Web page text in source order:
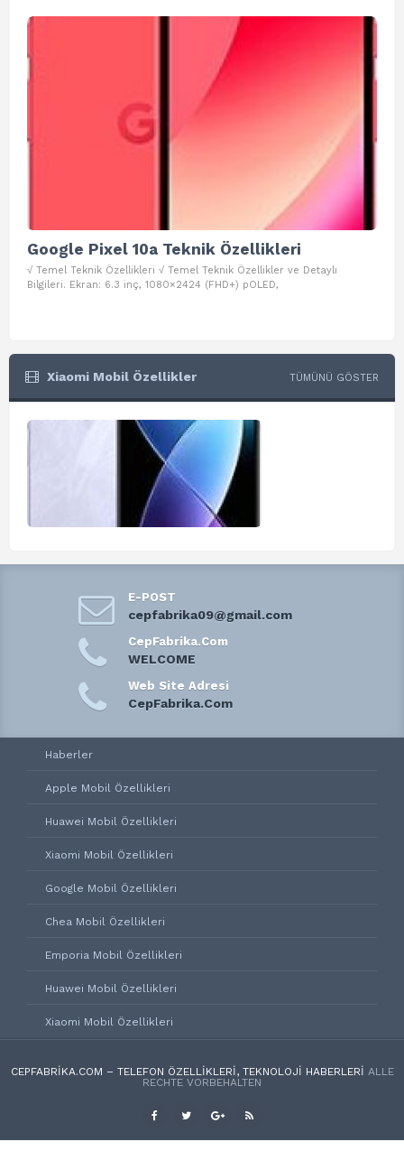
Google Pixel 10a Teknik Özellikleri
√ Temel Teknik Özellikleri √ Temel Teknik Özellikler ve Detaylı
Bilgileri. Ekran: 6.3 inç, 1080×2424 (FHD+) pOLED,
Xiaomi Mobil Özellikler TÜMÜNÜ GÖSTER
E-POST
cepfabrika09@gmail.com
CepFabrika.Com
WELCOME
Web Site Adresi
CepFabrika.Com
Haberler
Apple Mobil Özellikleri
Huawei Mobil Özellikleri
Xiaomi Mobil Özellikleri
Google Mobil Özellikleri
Chea Mobil Özellikleri
Emporia Mobil Özellikleri
Huawei Mobil Özellikleri
Xiaomi Mobil Özellikleri
CEPFABRIKA.COM – TELEFON ÖZELLIKLERI, TEKNOLOJI HABERLERI ALLE
RECHTE VORBEHALTEN